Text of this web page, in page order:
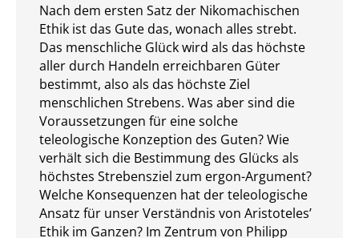
Nach dem ersten Satz der Nikomachischen
Ethik ist das Gute das, wonach alles strebt.
Das menschliche Glück wird als das höchste
aller durch Handeln erreichbaren Güter
bestimmt, also als das höchste Ziel
menschlichen Strebens. Was aber sind die
Voraussetzungen für eine solche
teleologische Konzeption des Guten? Wie
verhält sich die Bestimmung des Glücks als
höchstes Strebensziel zum ergon-Argument?
Welche Konsequenzen hat der teleologische
Ansatz für unser Verständnis von Aristoteles’
Ethik im Ganzen? Im Zentrum von Philipp